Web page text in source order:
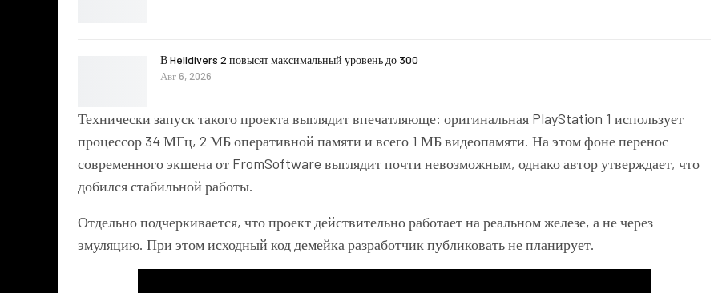
В Helldivers 2 повысят максимальный уровень до 300
Авг 6, 2026
Технически запуск такого проекта выглядит впечатляюще: оригинальная PlayStation 1 использует
процессор 34 МГц, 2 МБ оперативной памяти и всего 1 МБ видеопамяти. На этом фоне перенос
современного экшена от FromSoftware выглядит почти невозможным, однако автор утверждает, что
добился стабильной работы.
Отдельно подчеркивается, что проект действительно работает на реальном железе, а не через
эмуляцию. При этом исходный код демейка разработчик публиковать не планирует.